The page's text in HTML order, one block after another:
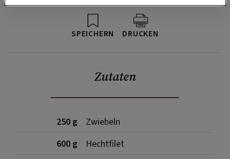
SPEICHERN DRUCKEN
Zutaten
250 g
Zwiebeln
600 g
Hechtfilet